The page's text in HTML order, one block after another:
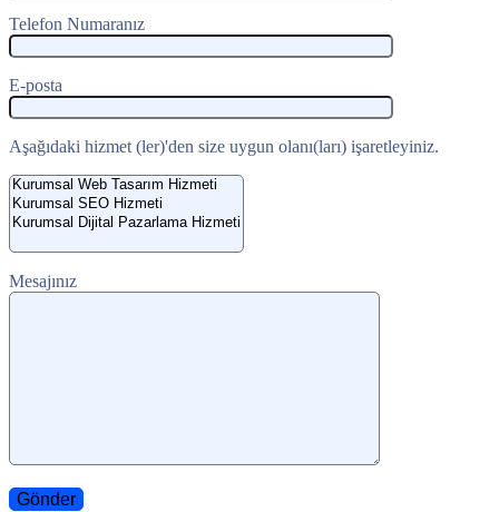
Telefon Numaranız
E-posta
Aşağıdaki hizmet (ler)'den size uygun olanı(ları) işaretleyiniz.
Mesajınız